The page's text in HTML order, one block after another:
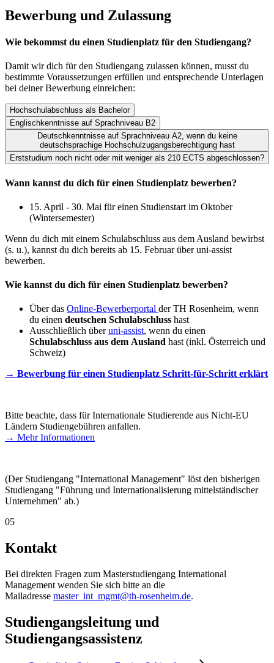
Bewerbung und Zulassung
Wie bekommst du einen Studienplatz für den Studiengang?
Damit wir dich für den Studiengang zulassen können, musst du
bestimmte Voraussetzungen erfüllen und entsprechende Unterlagen
bei deiner Bewerbung einreichen:
Hochschulabschluss als Bachelor
Englischkenntnisse auf Sprachniveau B2
Deutschkenntnisse auf Sprachniveau A2, wenn du keine
deutschsprachige Hochschulzugangsberechtigung hast
Erststudium noch nicht oder mit weniger als 210 ECTS abgeschlossen?
Wann kannst du dich für einen Studienplatz bewerben?
15. April - 30. Mai für einen Studienstart im Oktober
(Wintersemester)
Wenn du dich mit einem Schulabschluss aus dem Ausland bewirbst
(s. u.), kannst du dich bereits ab 15. Februar über uni-assist
bewerben.
Wie kannst du dich für einen Studienplatz bewerben?
Über das Online-Bewerberportal der TH Rosenheim, wenn
du einen deutschen Schulabschluss hast
Ausschließlich überuni-assist, wenn du einen
Schulabschluss aus dem Ausland hast (inkl. Österreich und
Schweiz)
→ Bewerbung für einen Studienplatz Schritt-für-Schritt erklärt
Bitte beachte, dass für Internationale Studierende aus Nicht-EU
Ländern Studiengebühren anfallen.
→ Mehr Informationen
(Der Studiengang "International Management" löst den bisherigen
Studiengang "Führung und Internationalisierung mittelständischer
Unternehmen" ab.)
05
Kontakt
Bei direkten Fragen zum Masterstudiengang International
Management wenden Sie sich bitte an die
Mailadresse master_int_mgmt@th-rosenheim.de.
Studiengangsleitung und
Studiengangsassistenz